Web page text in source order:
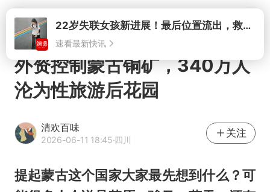
打开
速看最新快讯
外资控制蒙古铜矿，340万人
沦为性旅游后花园
清欢百味
2026-06-11 18:45·四川
关注
提起蒙古这个国家大家最先想到什么？可